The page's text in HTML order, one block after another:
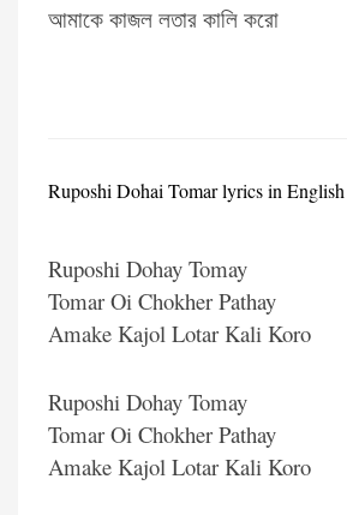
আমাকে কাজল লতার কালি করো
Ruposhi Dohai Tomar lyrics in English
Ruposhi Dohay Tomay
Tomar Oi Chokher Pathay
Amake Kajol Lotar Kali Koro
Ruposhi Dohay Tomay
Tomar Oi Chokher Pathay
Amake Kajol Lotar Kali Koro